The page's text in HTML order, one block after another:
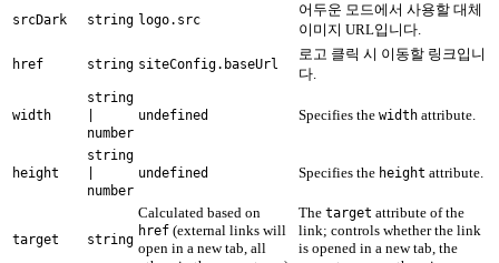
srcDark string logo.src
어두운 모드에서 사용할 대체
이미지 URL입니다.
href string siteConfig.baseUrl
로고 클릭 시 이동할 링크입니
다.
width
string
number
undefined Specifies the width attribute.
height
string
number
undefined Specifies the height attribute.
target string
Calculated based on
href (external links will
open in a new tab, all
The target attribute of the
link; controls whether the link
is opened in a new tab, the